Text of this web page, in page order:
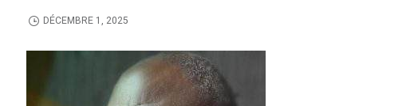
DÉCEMBRE 1, 2025